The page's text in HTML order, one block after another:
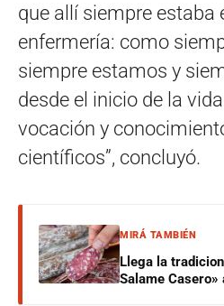
que allí siempre estaba
enfermería: como
siempre estamos y
desde el inicio de la
vocación y
científicos”, concluyó.
MIRÁ TAMBIÉN
Llega la
Salame Casero»